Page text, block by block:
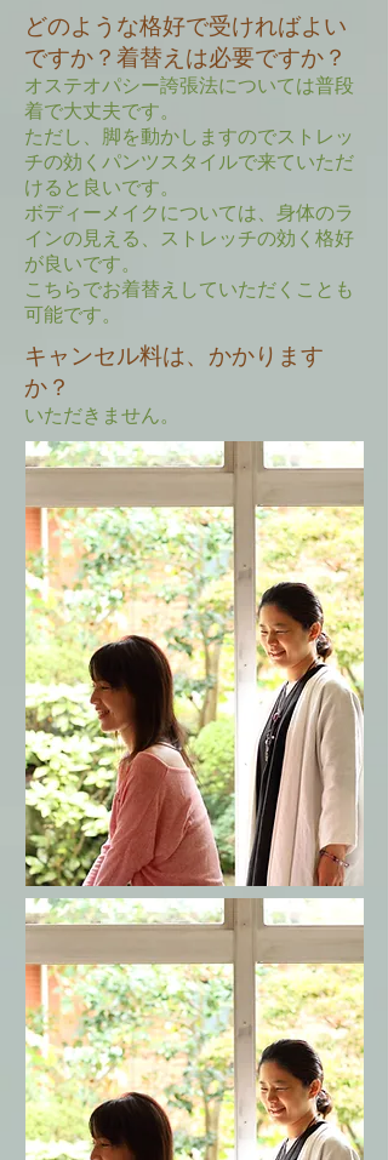
どのような格好で受ければよい
ですか？着替えは必要ですか？
オステオパシー誇張法については普段
着で大丈夫です。
ただし、脚を動かしますのでストレッ
チの効くパンツスタイルで来ていただ
けると良いです。
ボディーメイクについては、身体のラ
インの見える、ストレッチの効く格好
が良いです。
こちらでお着替えしていただくことも
可能です。
キャンセル料は、かかります
か？
いただきません。